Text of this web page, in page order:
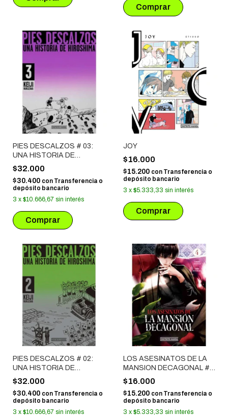
PIES DESCALZOS # 03:
UNA HISTORIA DE
HIROSHIMA
$32.000
$30.400 con Transferencia o
depósito bancario
3 x $10.666,67 sin interés
JOY
$16.000
$15.200 con Transferencia o
depósito bancario
3 x $5.333,33 sin interés
PIES DESCALZOS # 02:
UNA HISTORIA DE
HIROSHIMA
$32.000
$30.400 con Transferencia o
depósito bancario
3 x $10.666,67 sin interés
LOS ASESINATOS DE LA
MANSION DECAGONAL #
04
$16.000
$15.200 con Transferencia o
depósito bancario
3 x $5.333,33 sin interés